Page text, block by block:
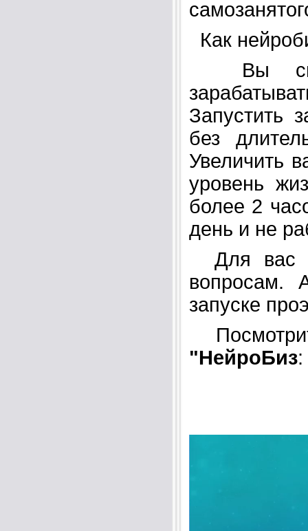
Как
Вы
Запустить
без
Увеличить
уровень
более 2
день и не
Для вас
вопросам.
запуске
"НейроБиз: